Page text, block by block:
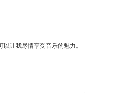
让我尽情享受音乐的魅力。